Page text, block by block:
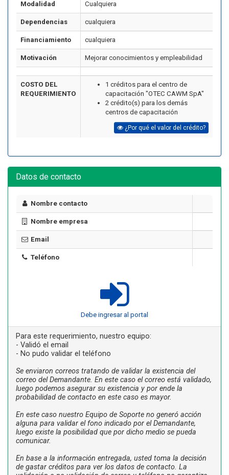
Modalidad Cualquiera
Dependencias cualquiera
Financiamiento cualquiera
Motivación Mejorar conocimientos y empleabilidad
COSTO DEL
REQUERIMIENTO
1 créditos para el centro de
capacitación "OTEC CAWM SpA"
2 crédito(s) para los demás
centros de capacitación
¿Por qué el valor del crédito?
Datos de contacto
Nombre contacto
Nombre empresa
Email
Teléfono
Debe ingresar al portal
Para este requerimiento, nuestro equipo:
- Validó el email
- No pudo validar el teléfono
Se enviaron correos tratando de validar la existencia del
correo del Demandante. En este caso el correo está validado,
luego podemos asegurar su existencia y por ende la
probabilidad de contacto en este caso es mayor.
En este caso nuestro Equipo de Soporte no generó acción
alguna para validar el fono indicado por el Demandante,
luego existe la posibilidad que por dicho medio se pueda
comunicar.
En base a la información entregada, usted toma la decisión
de gastar créditos para ver los datos de contacto. La